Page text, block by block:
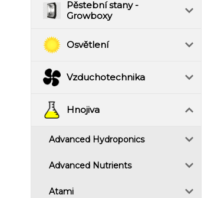
Pěstební stany -
Growboxy
Osvětlení
Vzduchotechnika
Hnojiva
Advanced Hydroponics
Advanced Nutrients
Atami